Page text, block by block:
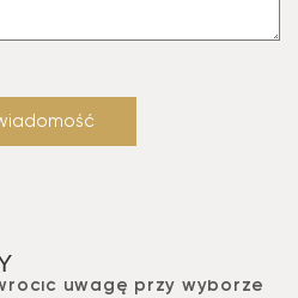
uwagę przy wyborze